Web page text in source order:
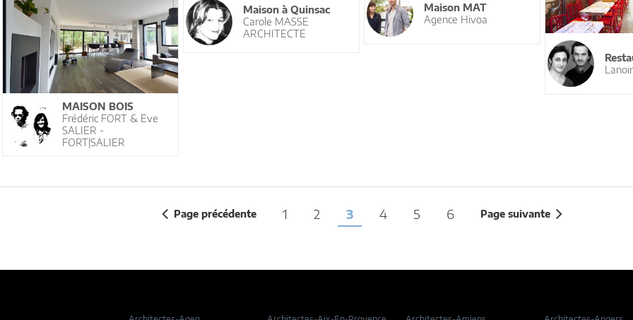
Maison MAT
Agence Hivoa
Maison à Quinsac
Carole MASSE
ARCHITECTE
MAISON BOIS
Frédéric FORT & Eve
SALIER -
FORT|SALIER
Page précédente 1 2 3 4 5 6 Page suivante